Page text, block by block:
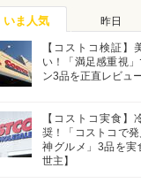
いま人気 昨日
【コストコ検証】
い！「満足感重視
ン3品を正直レビュ
【コストコ実食】
奨！「コストコで
神グルメ」3品を実
世主】